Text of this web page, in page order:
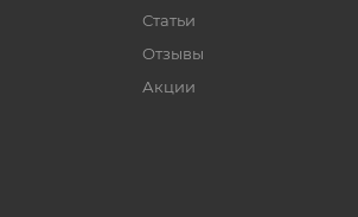
Статьи
Отзывы
Акции